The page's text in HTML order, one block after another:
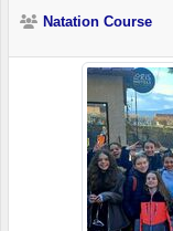
Natation Course